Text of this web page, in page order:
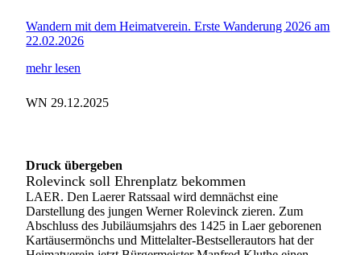
Wandern mit dem Heimatverein. Erste Wanderung 2026 am
22.02.2026
mehr lesen
WN 29.12.2025
Druck übergeben
Rolevinck soll Ehrenplatz bekommen
LAER. Den Laerer Ratssaal wird demnächst eine
Darstellung des jungen Werner Rolevinck zieren. Zum
Abschluss des Jubiläumsjahrs des 1425 in Laer geborenen
Kartäusermönchs und Mittelalter-Bestsellerautors hat der